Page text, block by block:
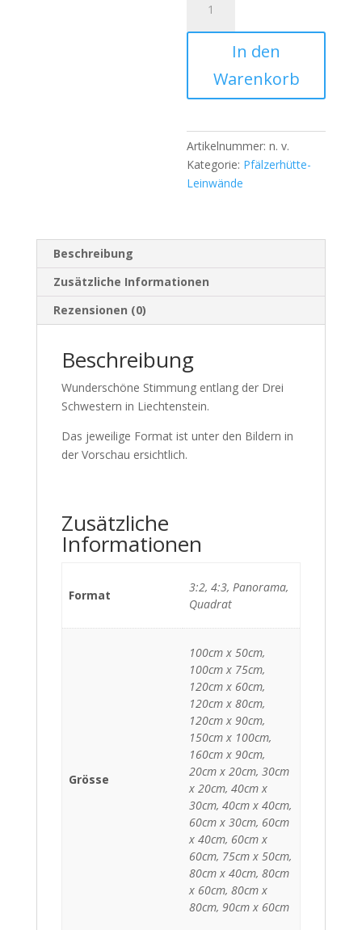
is
Schwestern)
In den
Warenkorb
Artikelnummer:n. v.
Kategorie: Pfälzerhütte-
Leinwände
Beschreibung
Zusätzliche Informationen
Rezensionen (0)
Beschreibung
Wunderschöne Stimmung entlang der Drei
Schwestern in Liechtenstein.
Das jeweilige Format ist unter den Bildern in
der Vorschau ersichtlich.
Zusätzliche
Informationen
Format
3:2, 4:3, Panorama,
Quadrat
Grösse
100cm x 50cm,
100cm x 75cm,
120cm x 60cm,
120cm x 80cm,
120cm x 90cm,
150cm x 100cm,
160cm x 90cm,
20cm x 20cm, 30cm
x 20cm, 40cm x
30cm, 40cm x 40cm,
60cm x 30cm, 60cm
x 40cm, 60cm x
60cm, 75cm x 50cm,
80cm x 40cm, 80cm
x 60cm, 80cm x
80cm, 90cm x 60cm